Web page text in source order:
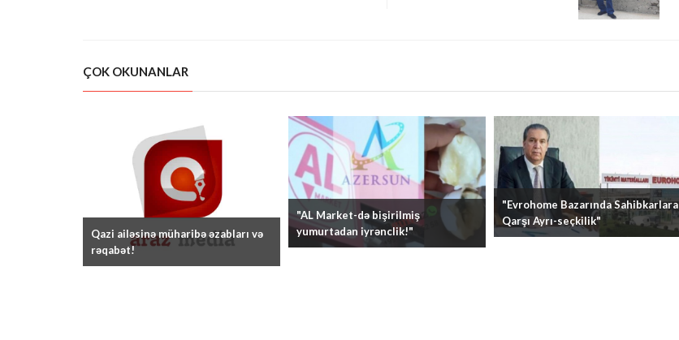
ÇOK OKUNANLAR
Qazi ailəsinə müharibə əzabları və
rəqabət!
"AL Market-də bişirilmiş
yumurtadan iyrənclik!"
"Evrohome Bazarında Sahibkarlara
Qarşı Ayrı-seçkilik"